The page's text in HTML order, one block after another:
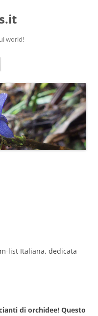
world!
list Italiana, dedicata
di orchidee! Questo